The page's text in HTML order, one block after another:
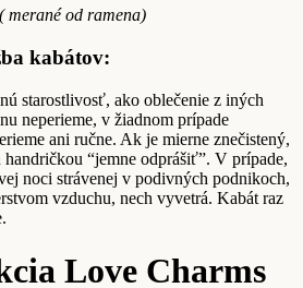
merané od ramena)
kabátov:
starostlivosť, ako oblečenie z iných
neperieme, v žiadnom prípade
ani ručne. Ak je mierne znečistený,
“jemne odprášiť”. V prípade,
noci strávenej v podivných podnikoch,
vzduchu, nech vyvetrá. Kabát raz
Love Charms